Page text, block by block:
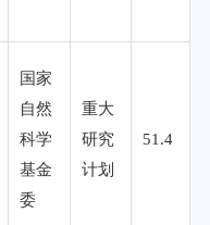
国家
自然
科学
基金
委
重大
研究
计划
51.4